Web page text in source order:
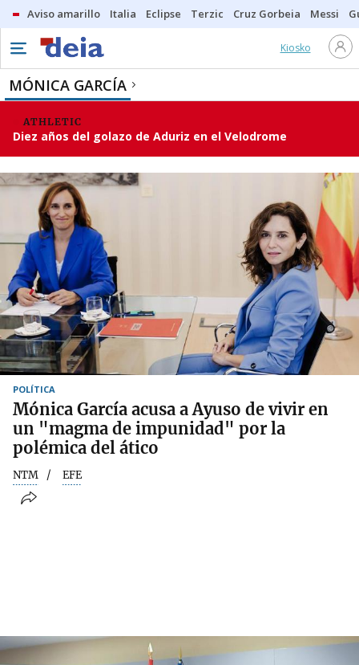
Aviso amarillo Italia Eclipse Terzic Cruz Gorbeia Messi
Kiosko
MÓNICA GARCÍA
ATHLETIC
Diez años del golazo de Aduriz en el Velodrome
POLÍTICA
Mónica García acusa a Ayuso de vivir en
un "magma de impunidad" por la
polémica del ático
NTM EFE